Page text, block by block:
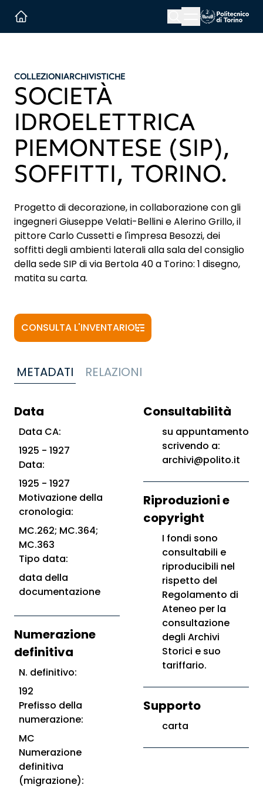
Menu button
COLLEZIONIARCHIVISTICHE
SOCIETÀ
IDROELETTRICA
PIEMONTESE (SIP),
SOFFITTI, TORINO.
Progetto di decorazione, in collaborazione con gli
ingegneri Giuseppe Velati-Bellini e Alerino Grillo, il
pittore Carlo Cussetti e l'impresa Besozzi, dei
soffitti degli ambienti laterali alla sala del consiglio
della sede SIP di via Bertola 40 a Torino: 1 disegno,
matita su carta.
CONSULTA L'INVENTARIO
METADATI RELAZIONI
Data
Data CA:
1925 - 1927
Data:
1925 - 1927
Motivazione della
cronologia:
MC.262; MC.364;
MC.363
Tipo data:
data della
documentazione
Numerazione
definitiva
N. definitivo:
192
Prefisso della
numerazione:
MC
Numerazione
definitiva
(migrazione):
Consultabilità
su appuntamento
scrivendo a:
archivi@polito.it
Riproduzioni e
copyright
I fondi sono
consultabili e
riproducibili nel
rispetto del
Regolamento di
Ateneo per la
consultazione
degli Archivi
Storici e suo
tariffario.
Supporto
carta